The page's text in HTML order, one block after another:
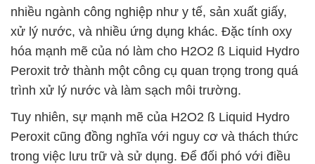
nhiều ngành công nghiệp như y tế, sản xuất giấy,
xử lý nước, và nhiều ứng dụng khác. Đặc tính oxy
hóa mạnh mẽ của nó làm cho H2O2 ß Liquid Hydro
Peroxit trở thành một công cụ quan trọng trong quá
trình xử lý nước và làm sạch môi trường.
Tuy nhiên, sự mạnh mẽ của H2O2 ß Liquid Hydro
Peroxit cũng đồng nghĩa với nguy cơ và thách thức
trong việc lưu trữ và sử dụng. Để đối phó với điều